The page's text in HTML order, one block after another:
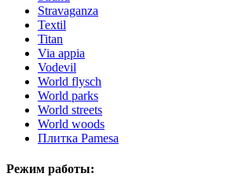
Stravaganza
Textil
Titan
Via appia
Vodevil
World flysch
World parks
World streets
World woods
Плитка Pamesa
Режим работы: